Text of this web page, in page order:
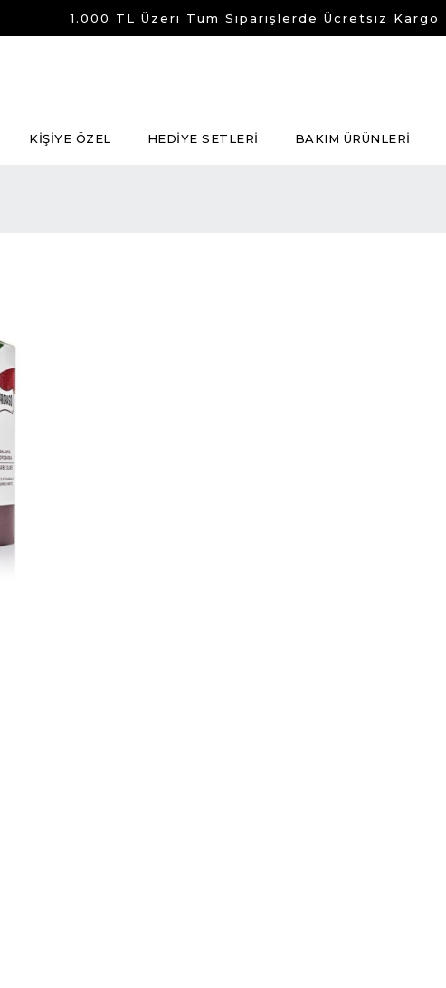
1.000 TL Üzeri Tüm Siparişlerde Ücretsiz Kargo
KİŞİYE ÖZEL HEDİYE SETLERİ BAKIM ÜRÜNLERİ